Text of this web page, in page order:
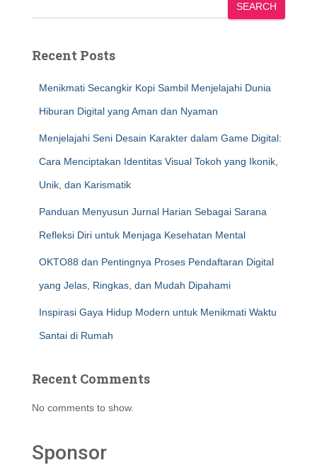
SEARCH
Recent Posts
Menikmati Secangkir Kopi Sambil Menjelajahi Dunia
Hiburan Digital yang Aman dan Nyaman
Menjelajahi Seni Desain Karakter dalam Game Digital:
Cara Menciptakan Identitas Visual Tokoh yang Ikonik,
Unik, dan Karismatik
Panduan Menyusun Jurnal Harian Sebagai Sarana
Refleksi Diri untuk Menjaga Kesehatan Mental
OKTO88 dan Pentingnya Proses Pendaftaran Digital
yang Jelas, Ringkas, dan Mudah Dipahami
Inspirasi Gaya Hidup Modern untuk Menikmati Waktu
Santai di Rumah
Recent Comments
No comments to show.
Sponsor